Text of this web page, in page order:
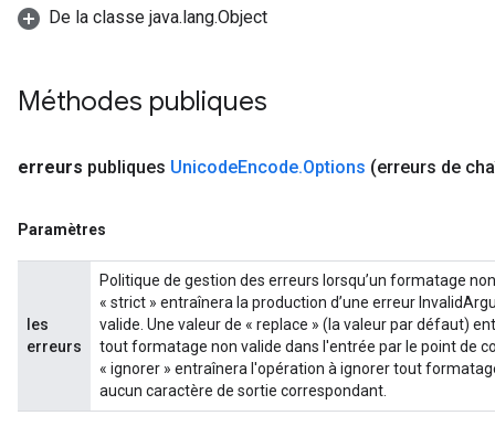
De la classe java.lang.Object
Méthodes publiques
erreurs publiques UnicodeEncode.Options (erreurs de
Paramètres
les
erreurs
Politique de gestion des erreurs lorsqu’un formatage
« strict » entraînera la production d’une erreur
valide. Une valeur de « replace » (la valeur par défaut)
tout formatage non valide dans l'entrée par le point de
« ignorer » entraînera l'opération à ignorer tout
aucun caractère de sortie correspondant.